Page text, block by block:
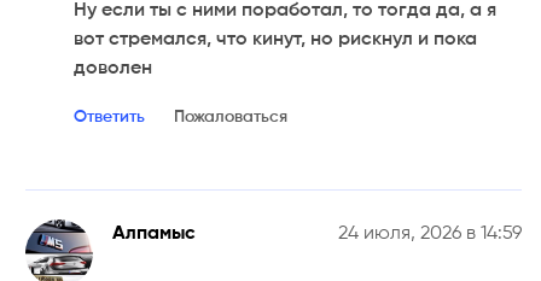
Ну если ты с ними поработал, то тогда да, а я
вот стремался, что кинут, но рискнул и пока
доволен
Ответить Пожаловаться
Алпамыс 24 июля, 2026 в 14:59